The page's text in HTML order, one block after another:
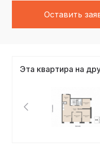
Оставить
Эта квартира на